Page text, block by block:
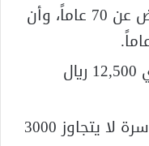
1. يجب ألا يقل عمر المقترض عن 70 عاماً، وأن
2. ألا يتجاوز الدخل الشهري 12,500 ريال
3. نصيب الفرد من أفراد الأسرة لا يتجاوز 3000